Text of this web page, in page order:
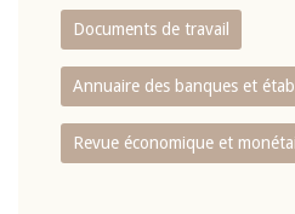
Documents de travail
Annuaire des banques et
Revue économique et